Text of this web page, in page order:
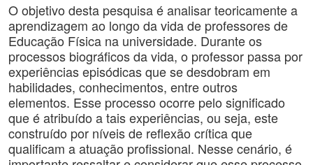
O objetivo desta pesquisa é analisar teoricamente a
aprendizagem ao longo da vida de professores de
Educação Física na universidade. Durante os
processos biográficos da vida, o professor passa por
experiências episódicas que se desdobram em
habilidades, conhecimentos, entre outros
elementos. Esse processo ocorre pelo significado
que é atribuído a tais experiências, ou seja, este
construído por níveis de reflexão crítica que
qualificam a atuação profissional. Nesse cenário, é